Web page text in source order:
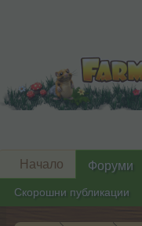
Начало Форуми
Скорошни публикации